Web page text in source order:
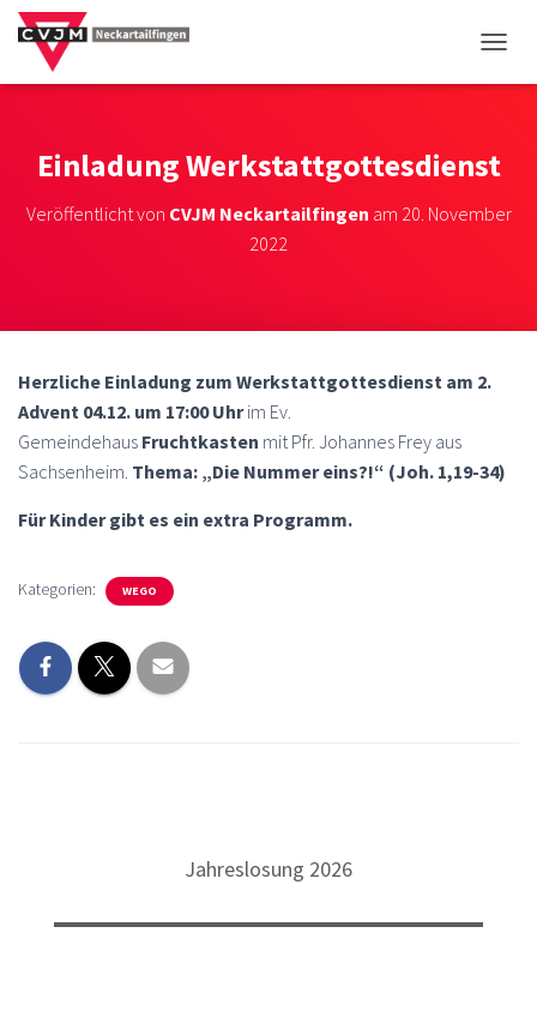
Einladung Werkstattgottesdienst
Veröffentlicht von CVJM Neckartailfingen am 20. November
2022
Herzliche Einladung zum Werkstattgottesdienst am 2.
Advent 04.12. um 17:00 Uhrim Ev.
Gemeindehaus Fruchtkasten mit Pfr. Johannes Frey aus
Sachsenheim. Thema: „Die Nummer eins?!“ (Joh. 1,19-34)
Für Kinder gibt es ein extra Programm.
Kategorien: WEGO
Jahreslosung 2026